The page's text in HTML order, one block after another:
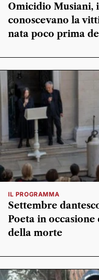
Omicidio Musiani,
conoscevano la
nata poco prima
IL PROGRAMMA
Settembre
Poeta in occasione
della morte